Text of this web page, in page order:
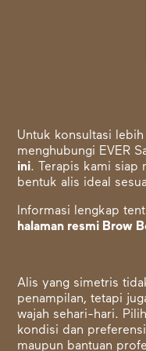
Untuk konsultasi
menghubungi EVER
ini. Terapis kami siap
bentuk alis ideal
Informasi lengkap
halaman resmi Brow
Alis yang simetris
penampilan, tetapi
wajah sehari-hari.
kondisi dan
maupun bantuan